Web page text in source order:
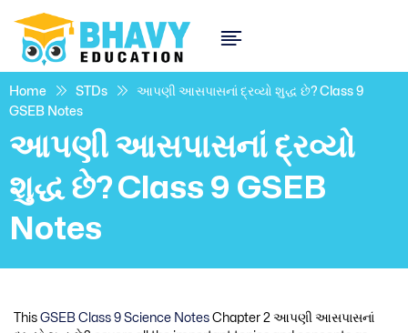
Home STDs
આપણી આસપાસનાં દ્રવ્યો શુદ્ધ છે? Class 9
GSEB Notes
આપણી આસપાસનાં દ્રવ્યો
શુદ્ધ છે? Class 9 GSEB
Notes
This GSEB Class 9 Science Notes Chapter 2 આપણી આસપાસનાં